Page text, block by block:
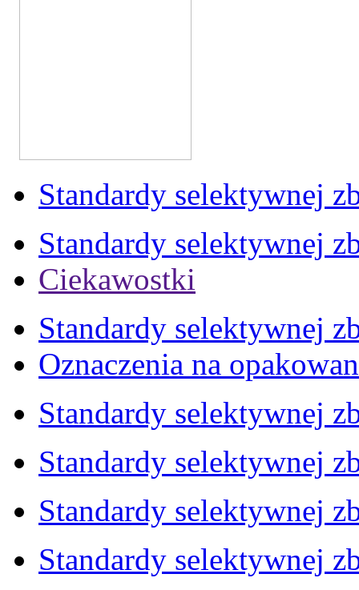
Standardy selektywnej
Standardy selektywnej
Ciekawostki
Standardy selektywnej
Oznaczenia na
Standardy selektywnej
Standardy selektywnej
Standardy selektywnej
Standardy selektywnej